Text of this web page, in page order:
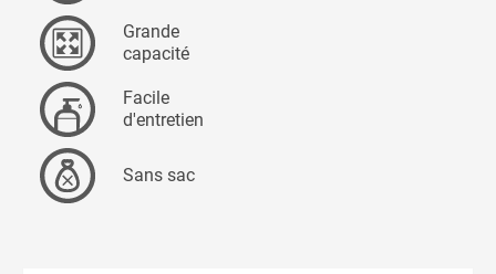
Grande
capacité
Facile
d'entretien
Sans sac